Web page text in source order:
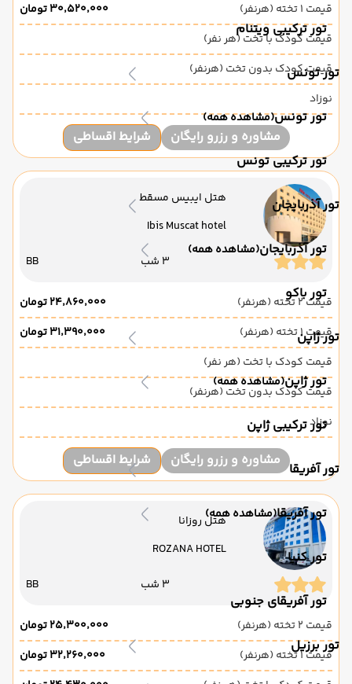
تور ترکیبی ویتنام
تور تونس
تور تونس(مشاهده همه)
تور ترکیبی تونس
تور آذربایجان
تور آذربایجان(مشاهده همه)
تور باکو
تور ژاپن
تور ژاپن(مشاهده همه)
تور ترکیبی ژاپن
تور آفریقا
تور آفریقا(مشاهده همه)
تور کنیا
تور آفریقای جنوبی
تور برزیل
قیمت 1 تخته (هرنفر)
۳۰٬۵۲۰٬۰۰۰ تومان
قیمت کودک با تخت (هر نفر)
قیمت کودک بدون تخت (هرنفر)
نوزاد
مشاوره و رزرو رایگان شرایط اقساطی
هتل ایبیس مسقط
Ibis Muscat hotel
3 شب BB
قیمت 2 تخته (هرنفر)
۲۴٬۸۶۰٬۰۰۰ تومان
قیمت 1 تخته (هرنفر)
۳۱٬۳۹۰٬۰۰۰ تومان
قیمت کودک با تخت (هر نفر)
قیمت کودک بدون تخت (هرنفر)
نوزاد
مشاوره و رزرو رایگان شرایط اقساطی
هتل روزانا
ROZANA HOTEL
3 شب BB
قیمت 2 تخته (هرنفر)
۲۵٬۳۰۰٬۰۰۰ تومان
قیمت 1 تخته (هرنفر)
۳۲٬۲۶۰٬۰۰۰ تومان